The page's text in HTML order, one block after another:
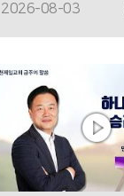
2026-08-03